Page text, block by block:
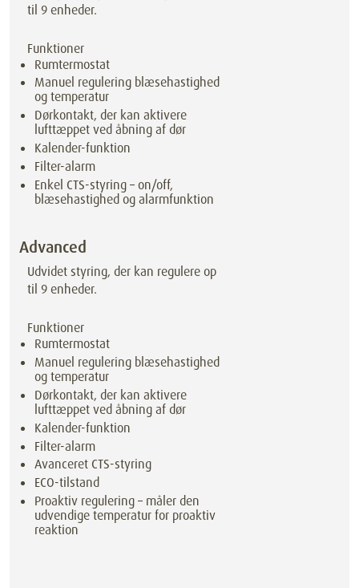
til 9 enheder.
Funktioner
Rumtermostat
Manuel regulering blæsehastighed
og temperatur
Dørkontakt, der kan aktivere
lufttæppet ved åbning af dør
Kalender-funktion
Filter-alarm
Enkel CTS-styring – on/off,
blæsehastighed og alarmfunktion
Advanced
Udvidet styring, der kan regulere op
til 9 enheder.
Funktioner
Rumtermostat
Manuel regulering blæsehastighed
og temperatur
Dørkontakt, der kan aktivere
lufttæppet ved åbning af dør
Kalender-funktion
Filter-alarm
Avanceret CTS-styring
ECO-tilstand
Proaktiv regulering – måler den
udvendige temperatur for proaktiv
reaktion